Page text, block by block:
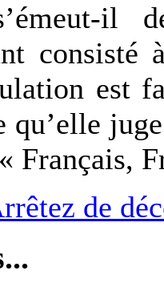
il
consisté
est
qu’elle
Français,
de